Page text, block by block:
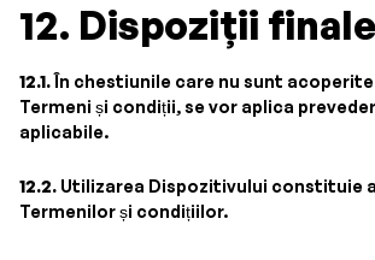
12. Dispoziții finale
12.1.În chestiunile care nu sunt
Termeni și condiții, se vor aplica
aplicabile.
12.2. Utilizarea Dispozitivului constituie
Termenilor și condițiilor.